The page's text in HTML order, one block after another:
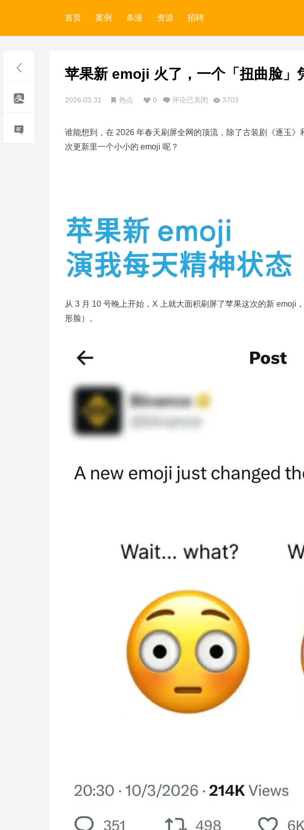
首页 案例 条漫 资源 招聘
苹果新 emoji 火了，一个「扭曲脸」
2026.03.31 热点 0 评论已关闭 3703
谁能想到，在 2026 年春天刷屏全网的顶流，除了古装剧《逐玉
次更新里一个小小的 emoji 呢？
从 3 月 10 号晚上开始，X 上就大面积刷屏了苹果这次的新 emoji
形脸）。